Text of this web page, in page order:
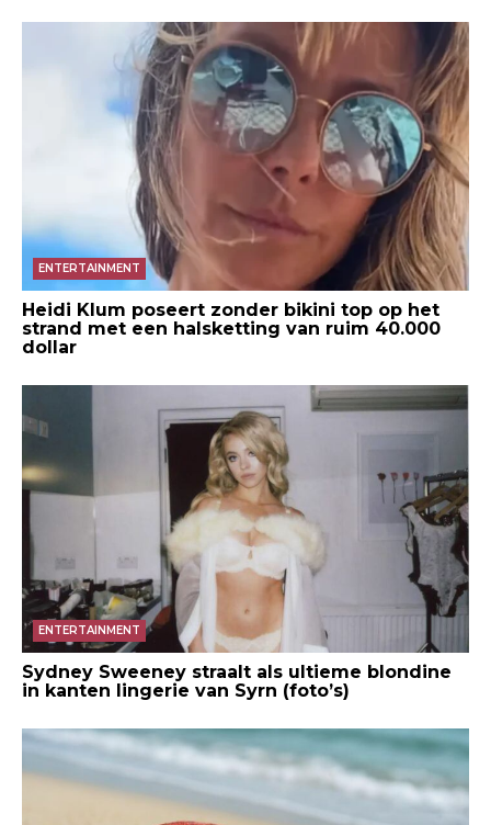
ENTERTAINMENT
Heidi Klum poseert zonder bikini top op het
strand met een halsketting van ruim 40.000
dollar
ENTERTAINMENT
Sydney Sweeney straalt als ultieme blondine
in kanten lingerie van Syrn (foto’s)